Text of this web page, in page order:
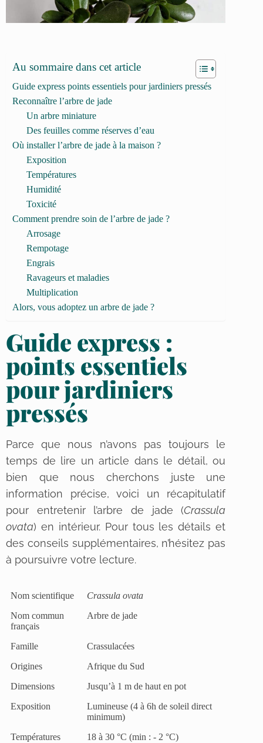
Au sommaire dans cet article
Guide express points essentiels pour jardiniers pressés
Reconnaître l’arbre de jade
Un arbre miniature
Des feuilles comme réserves d’eau
Où installer l’arbre de jade à la maison ?
Exposition
Températures
Humidité
Toxicité
Comment prendre soin de l’arbre de jade ?
Arrosage
Rempotage
Engrais
Ravageurs et maladies
Multiplication
Alors, vous adoptez un arbre de jade ?
Guide express :
points essentiels
pour jardiniers
pressés
Parce que nous n’avons pas toujours le
temps de lire un article dans le détail, ou
bien que nous cherchons juste une
information précise, voici un récapitulatif
pour entretenir l’arbre de jade (Crassula
ovata) en intérieur. Pour tous les détails et
des conseils supplémentaires, n’hésitez pas
à poursuivre votre lecture.
Nom scientifique
Crassula ovata
Nom commun
français
Arbre de jade
Famille
Crassulacées
Origines
Afrique du Sud
Dimensions
Jusqu’à 1 m de haut en pot
Exposition
Lumineuse (4 à 6h de soleil direct
minimum)
Températures
18 à 30 °C (min : - 2 °C)